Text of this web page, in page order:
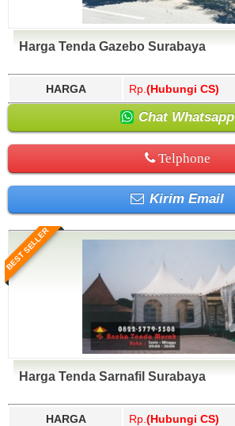
Harga Tenda Gazebo Surabaya
HARGA Rp. (Hubungi CS)
Chat Whatsapp
Telphone
Kirim Email
BEST SELLER
Harga Tenda Sarnafil Surabaya
HARGA Rp. (Hubungi CS)